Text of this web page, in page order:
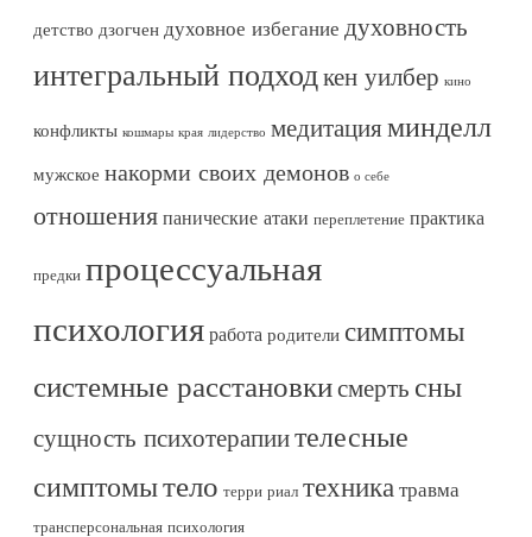
детство дзогчен духовное избегание духовность
интегральный подходкен уилбер кино
конфликты кошмары края лидерство медитацияминделл
мужское накорми своих демонов о себе
отношения панические атаки переплетение практика
предки процессуальная
психология работа родители симптомы
системные расстановкисмерть сны
сущность психотерапиителесные
симптомытело терри риал техникатравма
трансперсональная психология